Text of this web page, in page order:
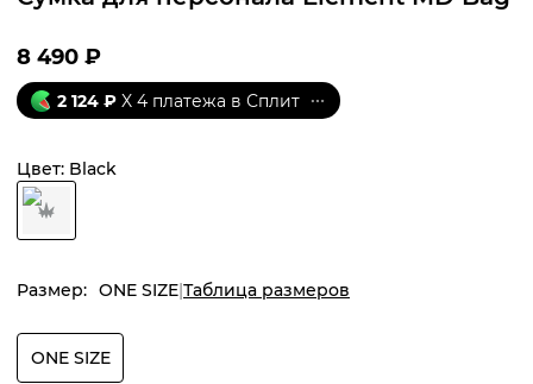
8 490 ₽
2 124 ₽ X 4 платежа в Сплит
Цвет: Black
Размер: ONE SIZE Таблица размеров
ONE SIZE